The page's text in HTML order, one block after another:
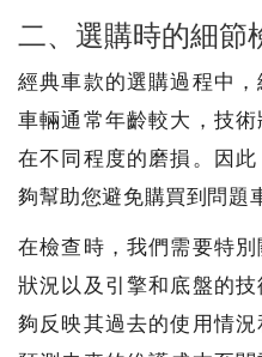
二、選購時的細節
經典車款的選購過程中
車輛通常年齡較大，技
在不同程度的磨損。因
夠幫助您避免購買到問題
在檢查時，我們需要特
狀況以及引擎和底盤的
夠反映其過去的使用情